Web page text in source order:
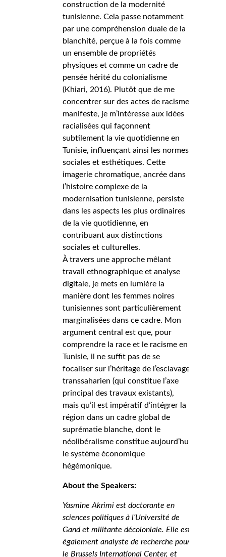
construction de la modernité
tunisienne. Cela passe notamment
par une compréhension duale de la
blanchité, perçue à la fois comme
un ensemble de propriétés
physiques et comme un cadre de
pensée hérité du colonialisme
(Khiari, 2016). Plutôt que de me
concentrer sur des actes de racisme
manifeste, je m’intéresse aux idées
racialisées qui façonnent
subtilement la vie quotidienne en
Tunisie, influençant ainsi les normes
sociales et esthétiques. Cette
imagerie chromatique, ancrée dans
l’histoire complexe de la
modernisation tunisienne, persiste
dans les aspects les plus ordinaires
de la vie quotidienne, en
contribuant aux distinctions
sociales et culturelles.
À travers une approche mêlant
travail ethnographique et analyse
digitale, je mets en lumière la
manière dont les femmes noires
tunisiennes sont particulièrement
marginalisées dans ce cadre. Mon
argument central est que, pour
comprendre la race et le racisme en
Tunisie, il ne suffit pas de se
focaliser sur l’héritage de l’esclavage
transsaharien (qui constitue l’axe
principal des travaux existants),
mais qu’il est impératif d’intégrer la
région dans un cadre global de
suprématie blanche, dont le
néolibéralisme constitue aujourd’hui
le système économique
hégémonique.
About the Speakers:
Yasmine Akrimi est doctorante en
sciences politiques à l’Université de
Gand et militante décoloniale. Elle est
également analyste de recherche pour
le Brussels International Center, et